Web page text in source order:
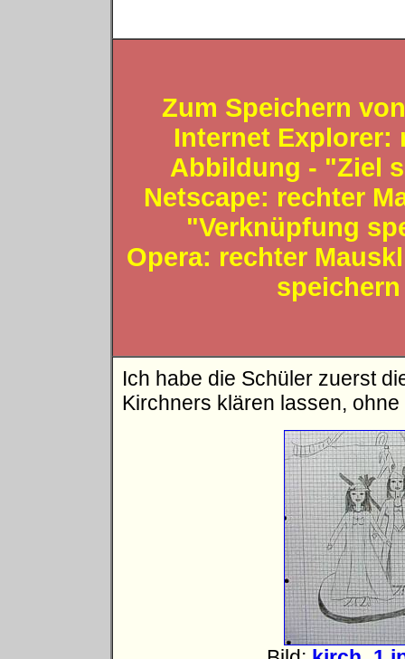
Zum Speichern
Internet Explorer:
Abbildung - "Ziel
Netscape: rechter
"Verknüpfung
Opera: rechter
Ich habe die Schüler zuerst
Kirchners klären lassen,